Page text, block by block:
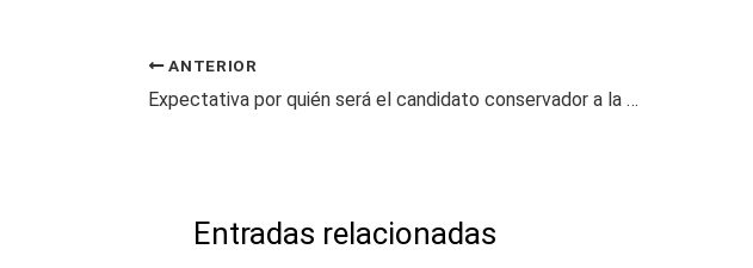
ANTERIOR
Expectativa por quién será el candidato conservador a la Alcaldía de Dosquebradas
Entradas relacionadas